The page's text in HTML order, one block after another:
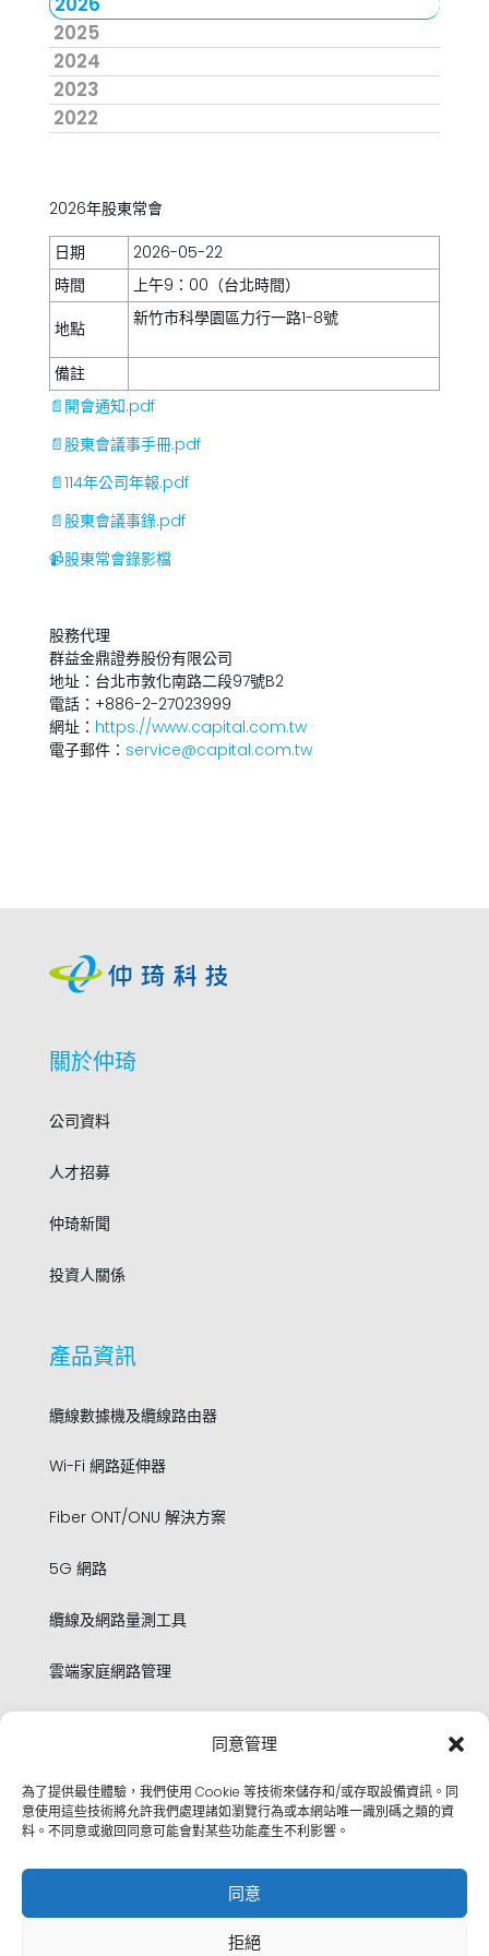
同意管理
為了提供最佳體驗，我們使用 Cookie 等技術來儲存和/或存取設備資訊。同
意使用這些技術將允許我們處理諸如瀏覽行為或本網站唯一識別碼之類的資
料。不同意或撤回同意可能會對某些功能產生不利影響。
同意
拒絕
2025
2024
2023
2022
2026年股東常會
日期
2026-05-22
時間
上午9：00（台北時間）
地點
新竹市科學園區力行一路1-8號
備註
📄開會通知.pdf
📄股東會議事手冊.pdf
📄114年公司年報.pdf
📄股東會議事錄.pdf
📹股東常會錄影檔
股務代理
群益金鼎證券股份有限公司
地址：台北市敦化南路二段97號B2
電話：+886-2-27023999
網址： https://www.capital.com.tw
電子郵件： service@capital.com.tw
關於仲琦
公司資料
人才招募
仲琦新聞
投資人關係
產品資訊
纜線數據機及纜線路由器
Wi-Fi 網路延伸器
Fiber ONT/ONU 解決方案
5G 網路
纜線及網路量測工具
雲端家庭網路管理
隱私政策